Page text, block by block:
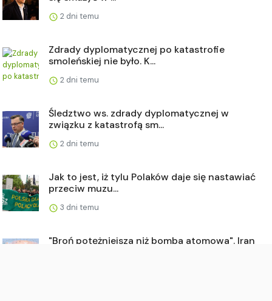
2 dni temu
Zdrady dyplomatycznej po katastrofie
smoleńskiej nie było. K...
2 dni temu
Śledztwo ws. zdrady dyplomatycznej w
związku z katastrofą sm...
2 dni temu
Jak to jest, iż tylu Polaków daje się nastawiać
przeciw muzu...
3 dni temu
"Broń potężniejsza niż bomba atomowa". Iran